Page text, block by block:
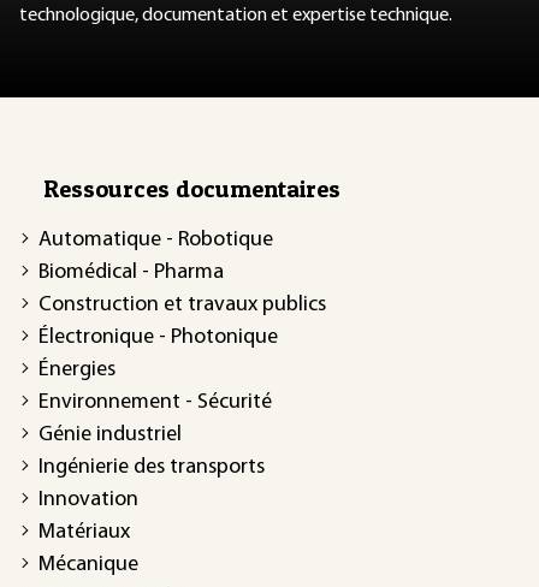
technologique, documentation et expertise technique.
Ressources documentaires
Automatique - Robotique
Biomédical - Pharma
Construction et travaux publics
Électronique - Photonique
Énergies
Environnement - Sécurité
Génie industriel
Ingénierie des transports
Innovation
Matériaux
Mécanique